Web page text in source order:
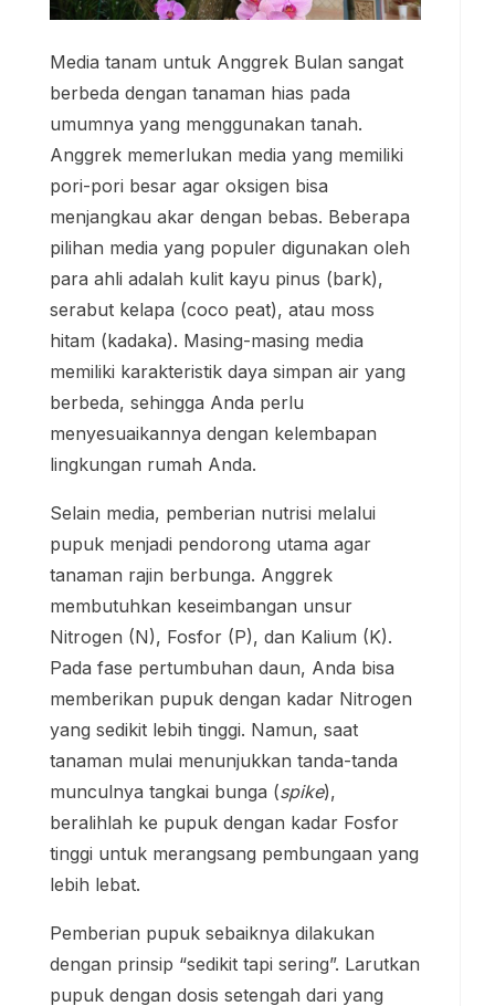
Media tanam untuk Anggrek Bulan sangat
berbeda dengan tanaman hias pada
umumnya yang menggunakan tanah.
Anggrek memerlukan media yang memiliki
pori-pori besar agar oksigen bisa
menjangkau akar dengan bebas. Beberapa
pilihan media yang populer digunakan oleh
para ahli adalah kulit kayu pinus (bark),
serabut kelapa (coco peat), atau moss
hitam (kadaka). Masing-masing media
memiliki karakteristik daya simpan air yang
berbeda, sehingga Anda perlu
menyesuaikannya dengan kelembapan
lingkungan rumah Anda.
Selain media, pemberian nutrisi melalui
pupuk menjadi pendorong utama agar
tanaman rajin berbunga. Anggrek
membutuhkan keseimbangan unsur
Nitrogen (N), Fosfor (P), dan Kalium (K).
Pada fase pertumbuhan daun, Anda bisa
memberikan pupuk dengan kadar Nitrogen
yang sedikit lebih tinggi. Namun, saat
tanaman mulai menunjukkan tanda-tanda
munculnya tangkai bunga (spike),
beralihlah ke pupuk dengan kadar Fosfor
tinggi untuk merangsang pembungaan yang
lebih lebat.
Pemberian pupuk sebaiknya dilakukan
dengan prinsip “sedikit tapi sering”. Larutkan
pupuk dengan dosis setengah dari yang